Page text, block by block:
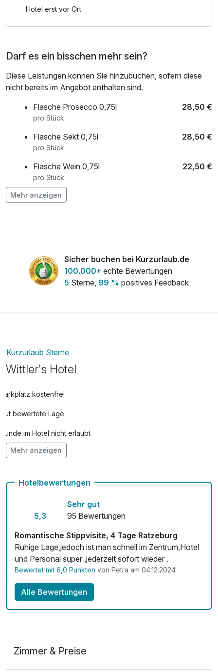
Hotel erst vor Ort.
Darf es ein bisschen mehr sein?
Diese Leistungen können Sie hinzubuchen, sofern diese
nicht bereits im Angebot enthalten sind.
Flasche Prosecco 0,75l
28,50 €
pro Stück
Flasche Sekt 0,75l 28,50 €
pro Stück
Flasche Wein 0,75l 22,50 €
pro Stück
Mehr anzeigen
Sicher buchen bei Kurzurlaub.de
100.000+ echte Bewertungen
5 Sterne, 99 % positives Feedback
Kurzurlaub Sterne
Wittler's Hotel
Parkplatz kostenfrei
Gut bewertete Lage
Hunde im Hotel nicht erlaubt
Fahrradverleih
Mit Hotelbar
Mehr anzeigen
Hotelbewertungen
5,3
Sehr gut
95 Bewertungen
Romantische Stippvisite, 4 Tage Ratzeburg
Ruhige Lage,jedoch ist man schnell im Zentrum,Hotel
und Personal super ,jederzeit sofort wieder .
Bewertet mit 6,0 Punkten von Petra am 04.12.2024
Alle Bewertungen
Zimmer & Preise